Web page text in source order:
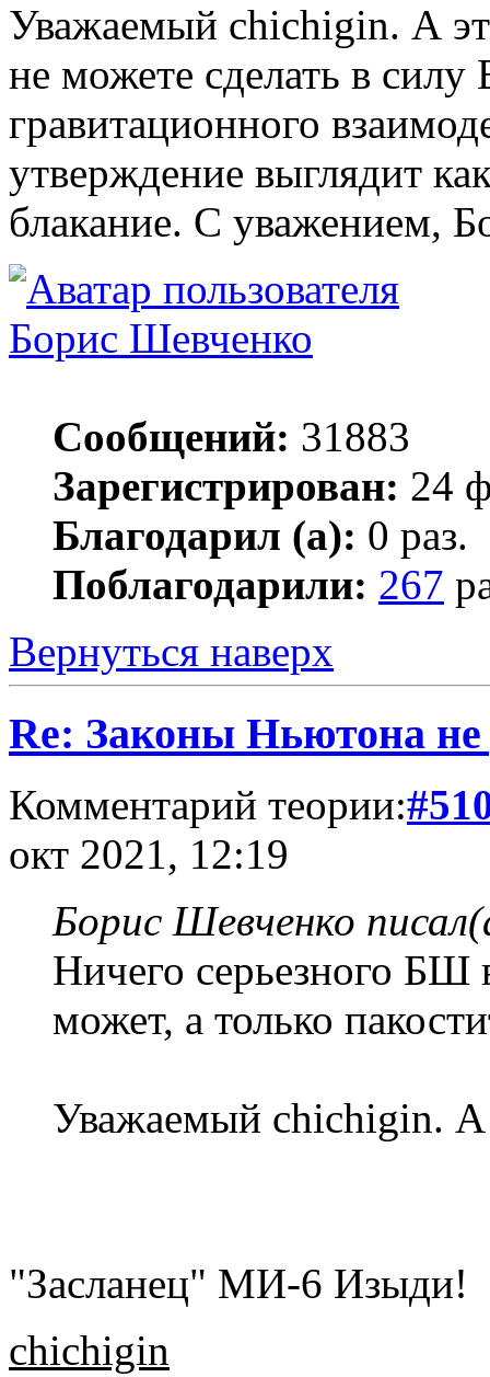
Уважаемый chichigin. А
не можете сделать в
гравитационного
утверждение выглядит
блакание. С уважением,
Борис Шевченко
Сообщений: 31883
Зарегистрирован: 24
Благодарил (а): 0 раз.
Поблагодарили: 267
Вернуться наверх
Re: Законы Ньютона не
Комментарий теории:
окт 2021, 12:19
Борис Шевченко
Ничего серьезного БШ
может, а только
Уважаемый chichigin. А
"Засланец" МИ-6 Изыди!
chichigin